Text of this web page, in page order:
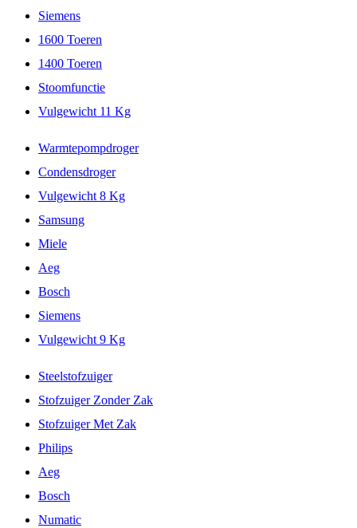
Siemens
1600 Toeren
1400 Toeren
Stoomfunctie
Vulgewicht 11 Kg
Warmtepompdroger
Condensdroger
Vulgewicht 8 Kg
Samsung
Miele
Aeg
Bosch
Siemens
Vulgewicht 9 Kg
Steelstofzuiger
Stofzuiger Zonder Zak
Stofzuiger Met Zak
Philips
Aeg
Bosch
Numatic